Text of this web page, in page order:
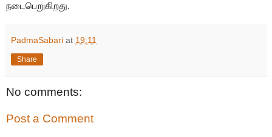
நடைபெறுகிறது.
PadmaSabari at 19:11
Share
No comments:
Post a Comment